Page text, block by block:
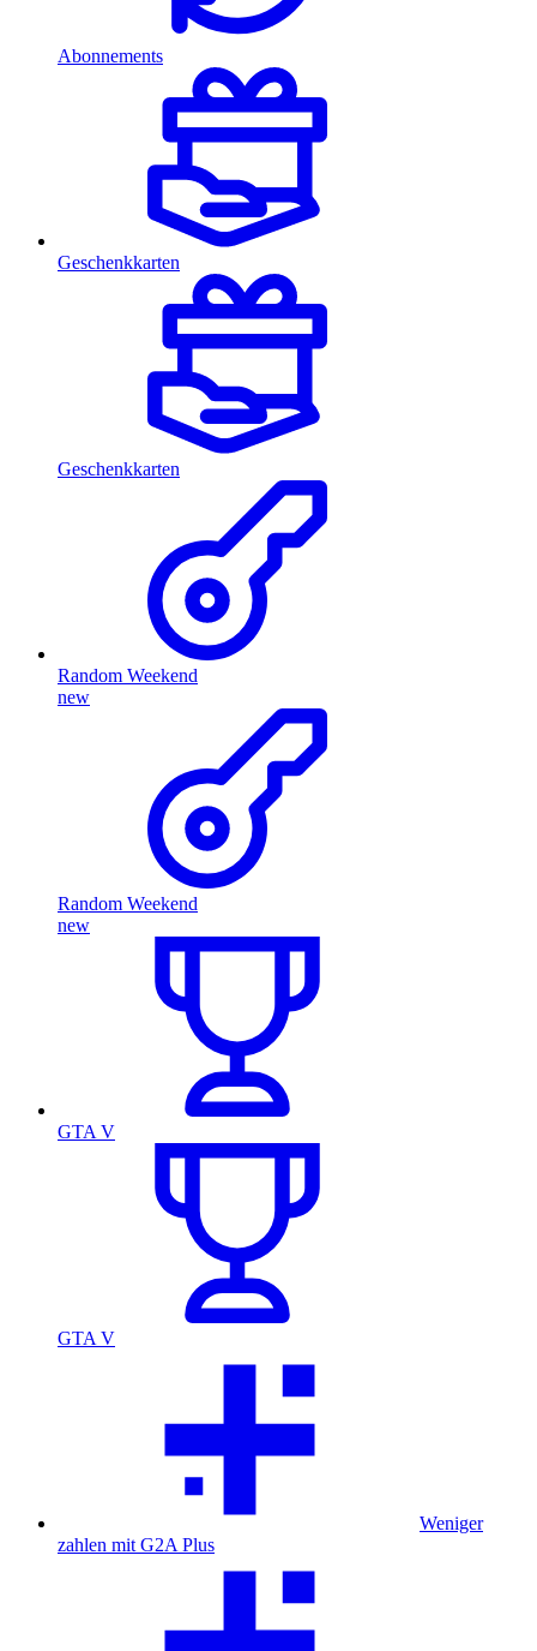
Abonnements
Geschenkkarten
Geschenkkarten
Random Weekend
new
Random Weekend
new
GTA V
GTA V
Weniger
zahlen mit G2A Plus